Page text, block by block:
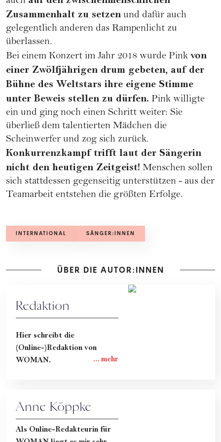
Zusammenhalt zu setzen und dafür auch
gelegentlich anderen das Rampenlicht zu
überlassen.
Bei einem Konzert im Jahr 2018 wurde Pink von
einer Zwölfjährigen drum gebeten, auf der
Bühne des Weltstars ihre eigene Stimme
unter Beweis stellen zu dürfen. Pink willigte
ein und ging noch einen Schritt weiter: Sie
überließ dem talentierten Mädchen die
Scheinwerfer und zog sich zurück.
Konkurrenzkampf trifft laut der Sängerin
nicht den heutigen Zeitgeist! Menschen sollen
sich stattdessen gegenseitig unterstützen - aus der
Teamarbeit entstehen die größten Erfolge.
INTERNATIONAL SÄNGER:INNEN
ÜBER DIE AUTOR:INNEN
Redaktion
Hier schreibt die
(Online-)Redaktion von
WOMAN.
Anne Köppke
Als Online-Redakteurin für